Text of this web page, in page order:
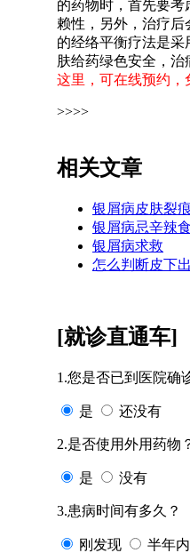
的药物时，首先要
赖性，另外，治疗
的经络平衡疗法是
肤给药绿色安全，治
这里，可在线预约，
>>>>
相关文章
银屑病皮肤裂痕
银屑病忌辛辣
银屑病求救
怎么判断皮下
[就诊直通车]
1.您是否已到医院确
是 还没有
2.是否使用外用药物
是 没有
3.患病时间有多久？
刚发现 半年内